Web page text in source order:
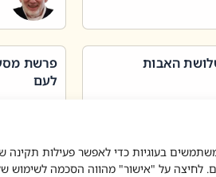
בעוגיות כדי לאפשר פעילות
לחיצה על "אישור" מהווה הסכמה לשימוש
האבות
פרשת
לעם